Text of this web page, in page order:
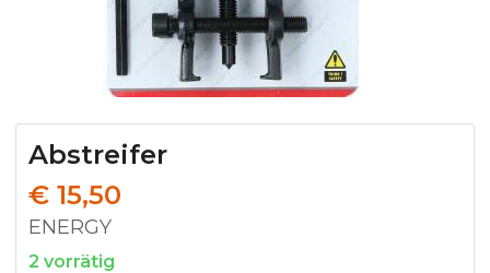
Abstreifer
€ 15,50
ENERGY
2 vorrätig